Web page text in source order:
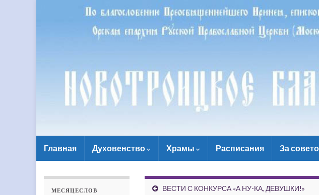
Главная Духовенство Храмы Расписания За
ВЕСТИ С КОНКУРСА «А НУ-КА, ДЕВУШКИ!»
МЕСЯЦЕСЛОВ